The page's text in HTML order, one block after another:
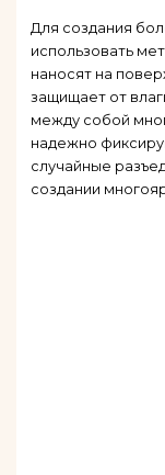
Для создания
использовать
наносят на
защищает от
между собой
надежно
случайные
создании